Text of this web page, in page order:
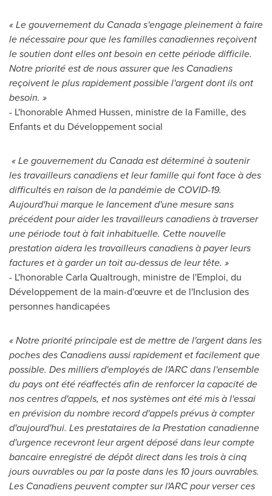
« Le gouvernement du Canadas'engage pleinement à faire
le nécessaire pour que les familles canadiennes reçoivent
le soutien dont elles ont besoin en cette période difficile.
Notre priorité est de nous assurer que les Canadiens
reçoivent le plus rapidement possible l'argent dont ils ont
besoin. »
- L'honorable Ahmed Hussen, ministre de la Famille, des
Enfants et du Développement social
« Le gouvernement du Canadaest déterminé à soutenir
les travailleurs canadiens et leur famille qui font face à des
difficultés en raison de la pandémie de COVID-19.
Aujourd'hui marque le lancement d'une mesure sans
précédent pour aider les travailleurs canadiens à traverser
une période tout à fait inhabituelle. Cette nouvelle
prestation aidera les travailleurs canadiens à payer leurs
factures et à garder un toit au-dessus de leur tête. »
- L'honorable Carla Qualtrough, ministre de l'Emploi, du
Développement de la main-d'œuvre et de l'Inclusion des
personnes handicapées
« Notre priorité principale est de mettre de l'argent dans les
poches des Canadiens aussi rapidement et facilement que
possible. Des milliers d'employés de l'ARC dans l'ensemble
du pays ont été réaffectés afin de renforcer la capacité de
nos centres d'appels, et nos systèmes ont été mis à l'essai
en prévision du nombre record d'appels prévus à compter
d'aujourd'hui. Les prestataires de la Prestation canadienne
d'urgence recevront leur argent déposé dans leur compte
bancaire enregistré de dépôt direct dans les trois à cinq
jours ouvrables ou par la poste dans les 10 jours ouvrables.
Les Canadiens peuvent compter sur l'ARC pour verser ces